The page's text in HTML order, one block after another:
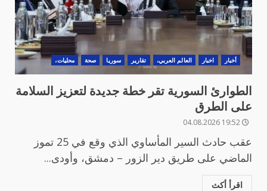
أخبار اخبار العالم العربي، تقارير سوريا صحة محليات،
الطوارئ السورية تقر خطة جديدة لتعزيز السلامة
على الطرق
عقب حادث السير المأساوي الذي وقع في 25 تموز
الماضي على طريق دير الزور – دمشق، وأودى...
اقرأ أكث